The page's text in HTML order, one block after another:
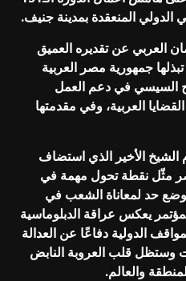
الدولي المنعقدة بمدينة جنيف.
العربي عن تقديره العميق
جمهورية مصر العربية
السيسي في دعم العمل
العربية، وفي مقدمتها
الأخير الذي استضاف
مثّل نقطة تحول مهمة في
حد لمعاناة الشعب في
يعكس عراقة الدبلوماسية
الدولية دفاعًا عن العدالة
وستظل قلب العروبة النابض
والعالم.